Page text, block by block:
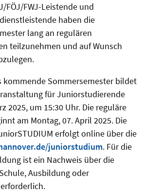
FÖJ/FWJ-Leistende und
haben die
lang an regulären
teilzunehmen und auf Wunsch
kommende Sommersemester bildet
für Juniorstudierende
2025, um 15:30 Uhr. Die reguläre
am Montag, 07. April 2025. Die
erfolgt online über die
juniorstudium. Für die
ist ein Nachweis über die
Ausbildung oder